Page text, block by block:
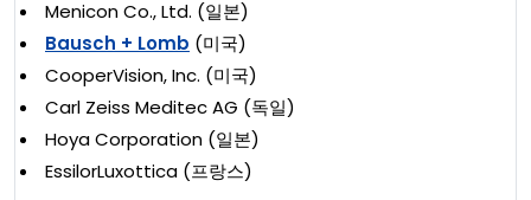
Menicon Co., Ltd. (일본)
Bausch + Lomb (미국)
CooperVision, Inc. (미국)
Carl Zeiss Meditec AG (독일)
Hoya Corporation (일본)
EssilorLuxottica (프랑스)